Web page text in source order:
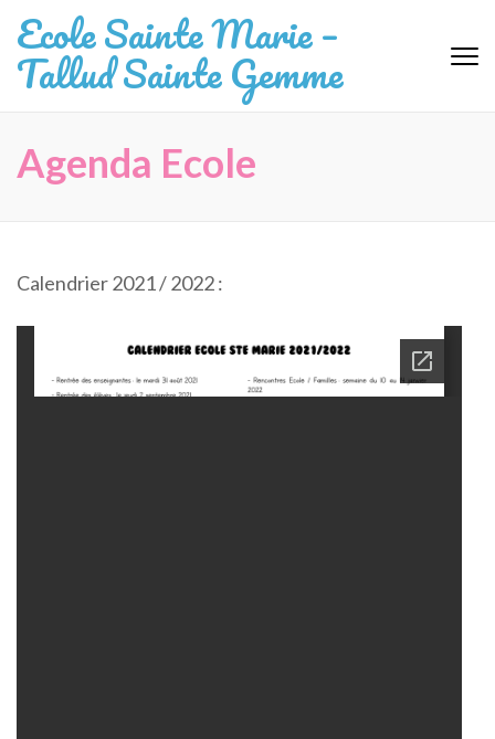
au
contenu
(Pressez
Ecole Sainte Marie –
Tallud Sainte Gemme
Agenda Ecole
Calendrier 2021 / 2022 :